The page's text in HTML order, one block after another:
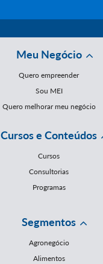
Meu Negócio
Quero empreender
Sou MEI
Quero melhorar meu negócio
Cursos e Conteúdos
Cursos
Consultorias
Programas
Segmentos
Agronegócio
Alimentos